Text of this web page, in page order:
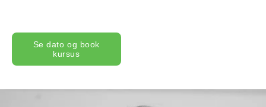
Se dato og book
kursus